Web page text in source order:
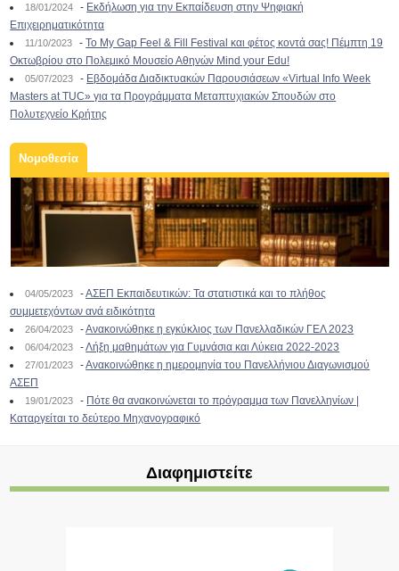
18/01/2024 - Εκδήλωση για την Εκπαίδευση στην Ψηφιακή
Επιχειρηματικότητα
11/10/2023 -To My Gap Feel & Fill Festival και φέτος κοντά σας! Πέμπτη 19
Οκτωβρίου στο Πολεμικό Μουσείο Αθηνών Mind your Edu!
05/07/2023 - Εβδομάδα Διαδικτυακών Παρουσιάσεων «Virtual Info Week
Masters at TUC» για τα Προγράμματα Μεταπτυχιακών Σπουδών στο
Πολυτεχνείο Κρήτης
Νομοθεσία
04/05/2023 -ΑΣΕΠ Εκπαιδευτικών: Τα στατιστικά και το πλήθος
συμμετεχόντων ανά ειδικότητα
26/04/2023 -Ανακοινώθηκε η εγκύκλιος των Πανελλαδικών ΓΕΛ 2023
06/04/2023 -Λήξη μαθημάτων για Γυμνάσια και Λύκεια 2022-2023
27/01/2023 -Ανακοινώθηκε η ημερομηνία του Πανελλήνιου Διαγωνισμού
ΑΣΕΠ
19/01/2023 - Πότε θα ανακοινώνεται το πρόγραμμα των Πανελληνίων |
Καταργείται το δεύτερο Μηχανογραφικό
Διαφημιστείτε